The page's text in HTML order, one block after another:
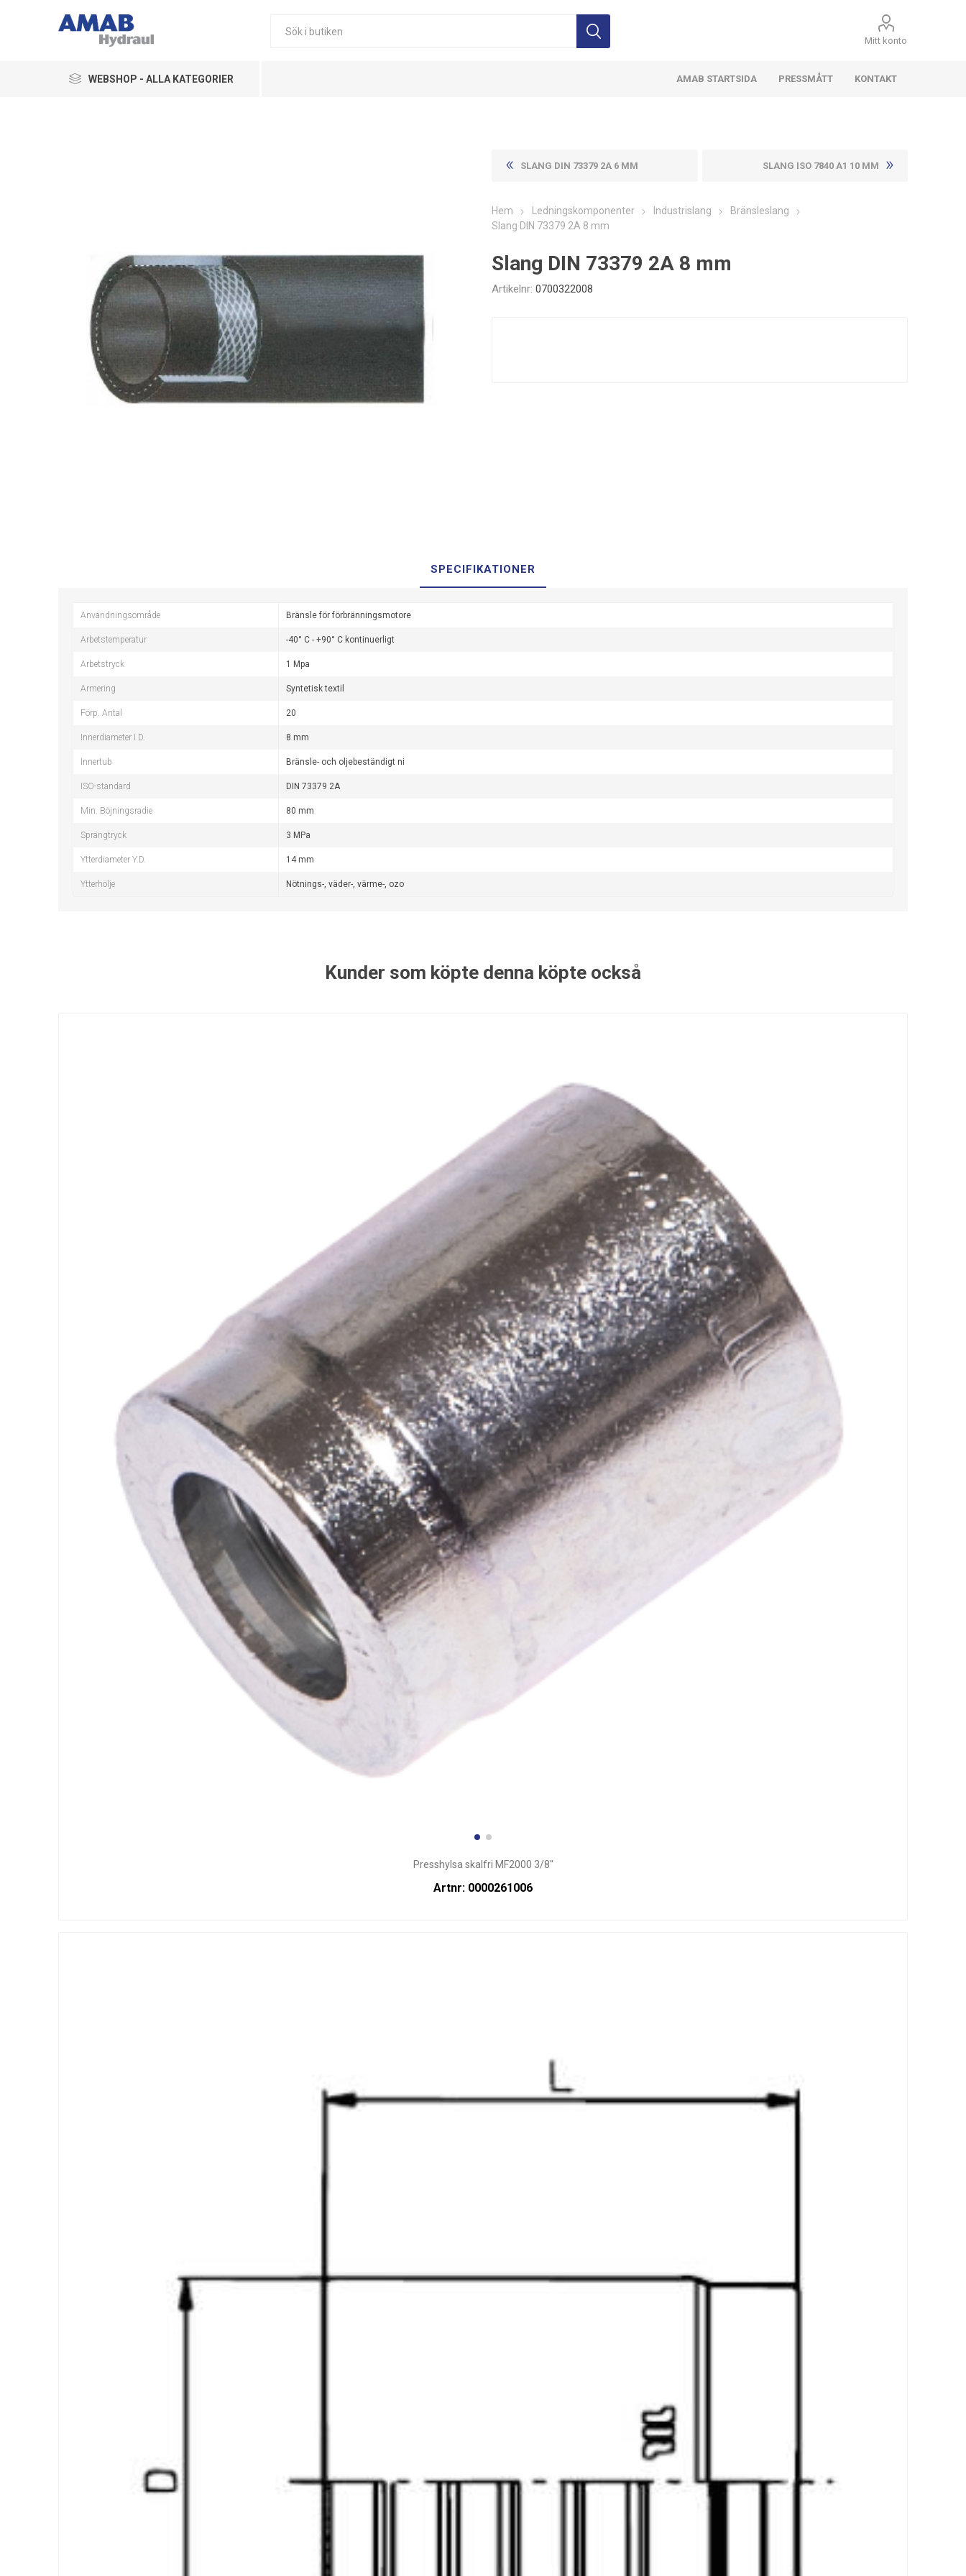
Mitt konto
WEBSHOP - ALLA KATEGORIER AMAB STARTSIDA PRESSMÅTT KONTAKT
SLANG DIN 73379 2A 6 MM SLANG ISO 7840 A1 10 MM
Hem Ledningskomponenter Industrislang
Bränsleslang
Slang DIN 73379 2A 8 mm
Slang DIN 73379 2A 8 mm
Artikelnr: 0700322008
SPECIFIKATIONER
Användningsområde Bränsle för förbränningsmotore
Arbetstemperatur -40° C - +90° C kontinuerligt
Arbetstryck 1 Mpa
Armering Syntetisk textil
Förp. Antal 20
Innerdiameter I.D. 8 mm
Innertub Bränsle- och oljebeständigt ni
ISO-standard DIN 73379 2A
Min. Böjningsradie 80 mm
Sprängtryck 3 MPa
Ytterdiameter Y.D. 14 mm
Ytterhölje Nötnings-, väder-, värme-, ozo
Kunder som köpte denna köpte också
Presshylsa skalfri MF2000 3/8"
Artnr: 0000261006